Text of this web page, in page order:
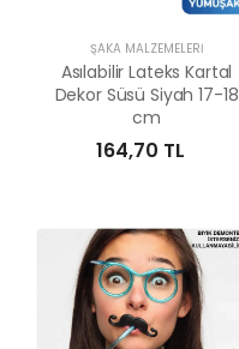
ŞAKA MALZEMELERI
Asılabilir Lateks Kartal
Dekor Süsü Siyah 17-18
cm
164,70 TL